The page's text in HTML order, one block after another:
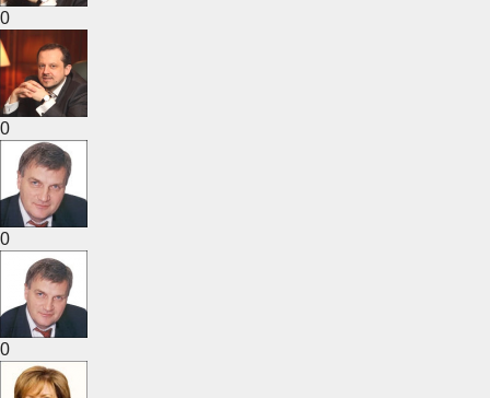
0
0
0
0